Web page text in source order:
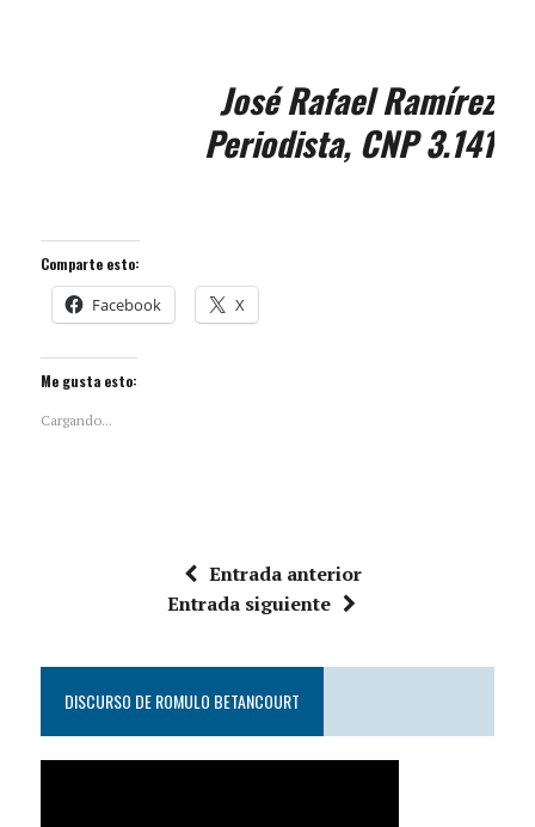
José Rafael Ramírez
Periodista, CNP 3.141
Comparte esto:
Facebook X
Me gusta esto:
Cargando...
Entrada anterior
Entrada siguiente
DISCURSO DE ROMULO BETANCOURT